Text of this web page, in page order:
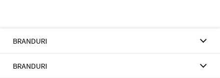
BRANDURI
BRANDURI